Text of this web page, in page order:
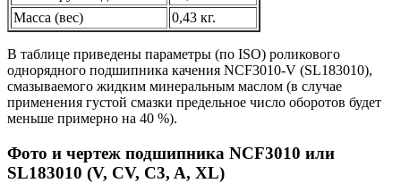
Масса (вес)
0,43 кг.
В таблице приведены параметры (по ISO) роликового
однорядного подшипника качения NCF3010-V (SL183010),
смазываемого жидким минеральным маслом (в случае
применения густой смазки предельное число оборотов будет
меньше примерно на 40 %).
Фото и чертеж подшипника NCF3010 или
SL183010 (V, CV, C3, A, XL)